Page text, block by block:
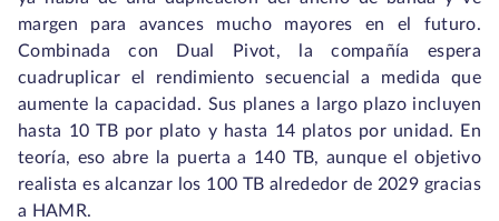
margen para avances mucho mayores en el futuro.
Combinada con Dual Pivot, la compañía espera
cuadruplicar el rendimiento secuencial a medida que
aumente la capacidad. Sus planes a largo plazo incluyen
hasta 10 TB por plato y hasta 14 platos por unidad. En
teoría, eso abre la puerta a 140 TB, aunque el objetivo
realista es alcanzar los 100 TB alrededor de 2029 gracias
a HAMR.